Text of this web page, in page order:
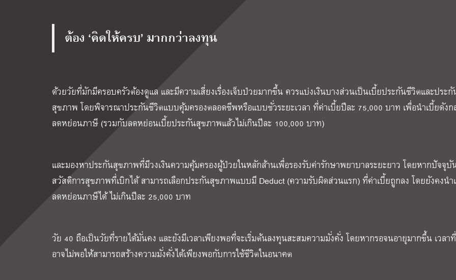
ต้อง ‘คิดให้ครบ’ มากกว่าลงทุน
ด้วยวัยที่มักมีครอบครัวต้องดูแล และมีความเสี่ยงเรื่องเจ็บป่วยมากขึ้น ควรแบ่งเงินบางส่วนเป็นเบี้ยประกันชีวิตและประ
สุขภาพ โดยพิจารณาประกันชีวิตแบบคุ้มครองตลอดชีพหรือแบบชั่วระยะเวลา ที่ค่าเบี้ยปีละ 75,000 บาท เพื่อนำเบี้ยดังก
ลดหย่อนภาษี (รวมกับลดหย่อนเบี้ยประกันสุขภาพแล้วไม่เกินปีละ 100,000 บาท)
และมองหาประกันสุขภาพที่มีวงเงินความคุ้มครองผู้ป่วยในหลักล้านเพื่อรองรับค่ารักษาพยาบาลระยะยาว โดยหากปัจจุบั
สวัสดิการสุขภาพที่เบิกได้ สามารถเลือกประกันสุขภาพแบบมี Deduct (ความรับผิดส่วนแรก) ที่ค่าเบี้ยถูกลง โดยยังคงนำ
ลดหย่อนภาษีได้ ไม่เกินปีละ 25,000 บาท
วัย 40 ถือเป็นวัยที่รายได้มั่นคง และยังมีเวลาเพียงพอที่จะเริ่มต้นลงทุนสะสมความมั่งคั่ง โดยหากรอจนอายุมากขึ้น เวลา
อาจไม่พอให้สามารถสร้างความมั่งคั่งได้เพียงพอกับการใช้ชีวิตในอนาคต